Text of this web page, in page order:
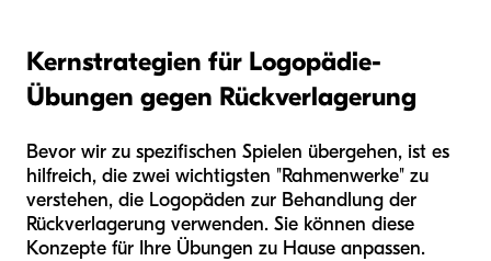
Kernstrategien für Logopädie-
Übungen gegen Rückverlagerung
Bevor wir zu spezifischen Spielen übergehen, ist es
hilfreich, die zwei wichtigsten "Rahmenwerke" zu
verstehen, die Logopäden zur Behandlung der
Rückverlagerung verwenden. Sie können diese
Konzepte für Ihre Übungen zu Hause anpassen.